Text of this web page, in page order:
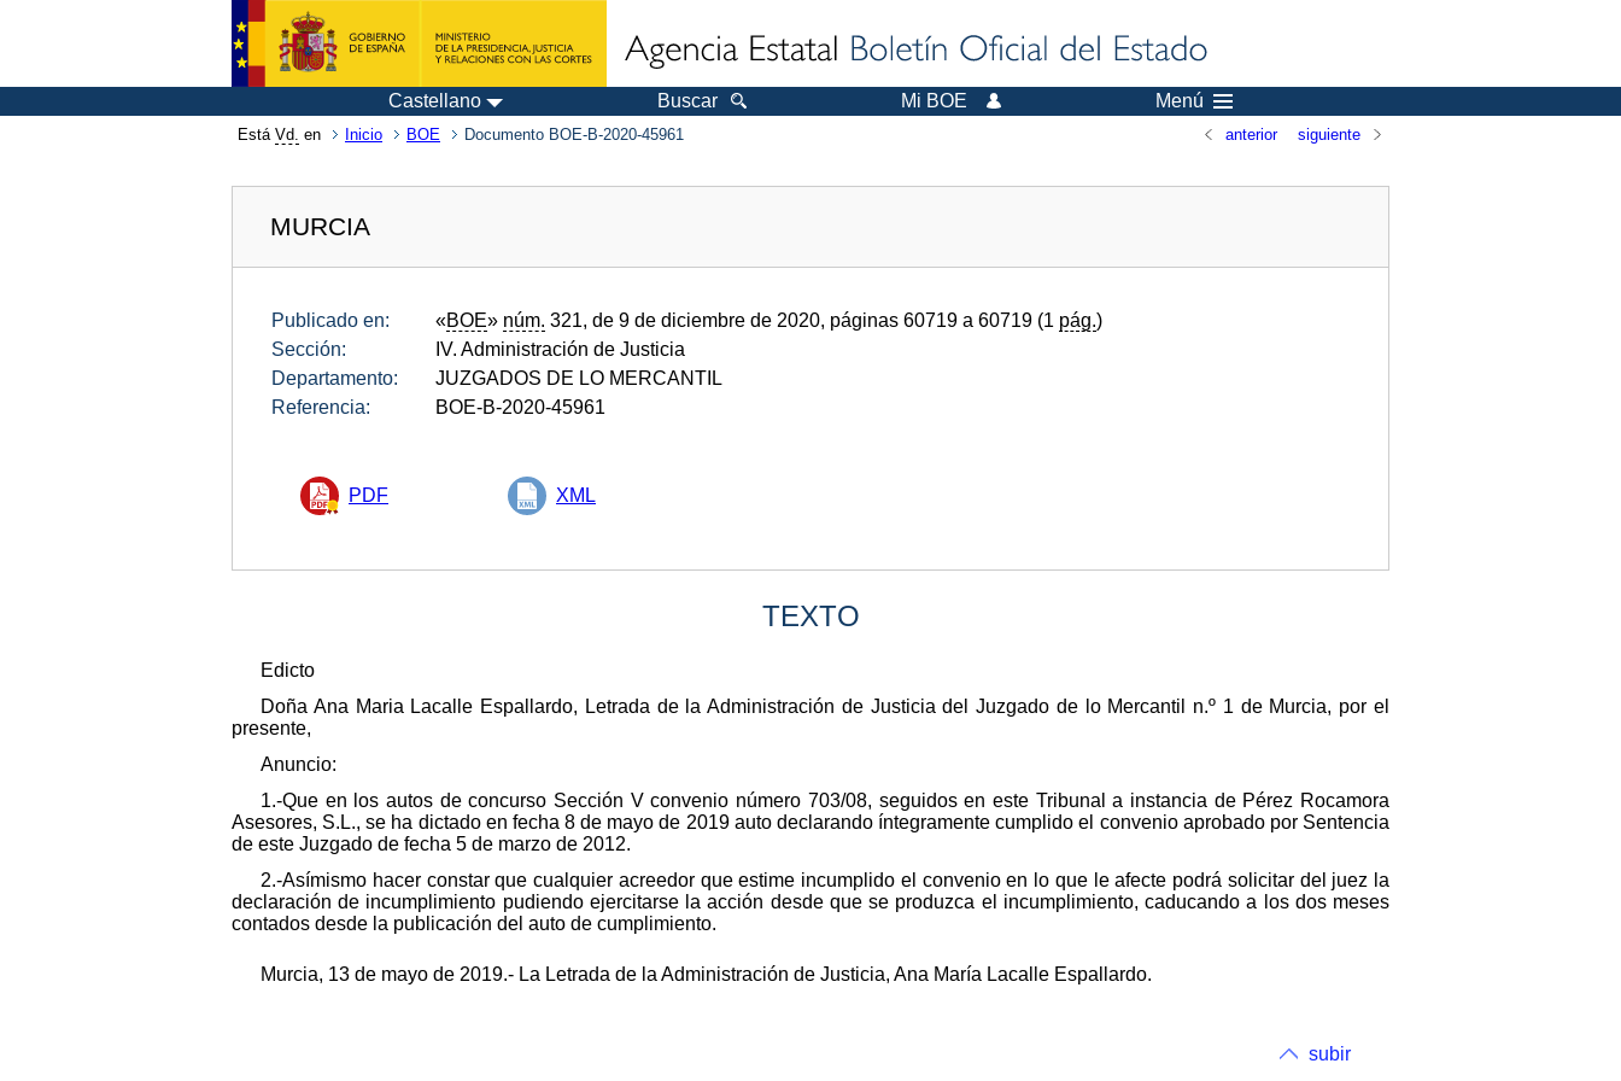
Castellano Buscar Mi BOE Menú
Está Vd. en Inicio BOE Documento BOE-B-2020-45961 anterior siguiente
MURCIA
Publicado en: «BOE» núm. 321, de 9 de diciembre de 2020, páginas 60719 a 60719 (1 pág.)
Sección:
IV. Administración de Justicia
Departamento:
JUZGADOS DE LO MERCANTIL
Referencia:
BOE-B-2020-45961
PDF XML
TEXTO
Edicto
Doña Ana Maria Lacalle Espallardo, Letrada de la Administración de Justicia del Juzgado de lo Mercantil n.º 1 de Murcia, por el
presente,
Anuncio:
1.-Que en los autos de concurso Sección V convenio número 703/08, seguidos en este Tribunal a instancia de Pérez Rocamora
Asesores, S.L., se ha dictado en fecha 8 de mayo de 2019 auto declarando íntegramente cumplido el convenio aprobado por Sentencia
de este Juzgado de fecha 5 de marzo de 2012.
2.-Asímismo hacer constar que cualquier acreedor que estime incumplido el convenio en lo que le afecte podrá solicitar del juez la
declaración de incumplimiento pudiendo ejercitarse la acción desde que se produzca el incumplimiento, caducando a los dos meses
contados desde la publicación del auto de cumplimiento.
Murcia, 13 de mayo de 2019.- La Letrada de la Administración de Justicia, Ana María Lacalle Espallardo.
subir